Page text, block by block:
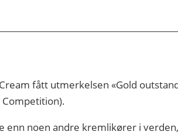
fått utmerkelsen «Gold
Competition).
enn noen andre kremlikører i